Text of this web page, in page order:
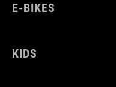
E-BIKES
KIDS